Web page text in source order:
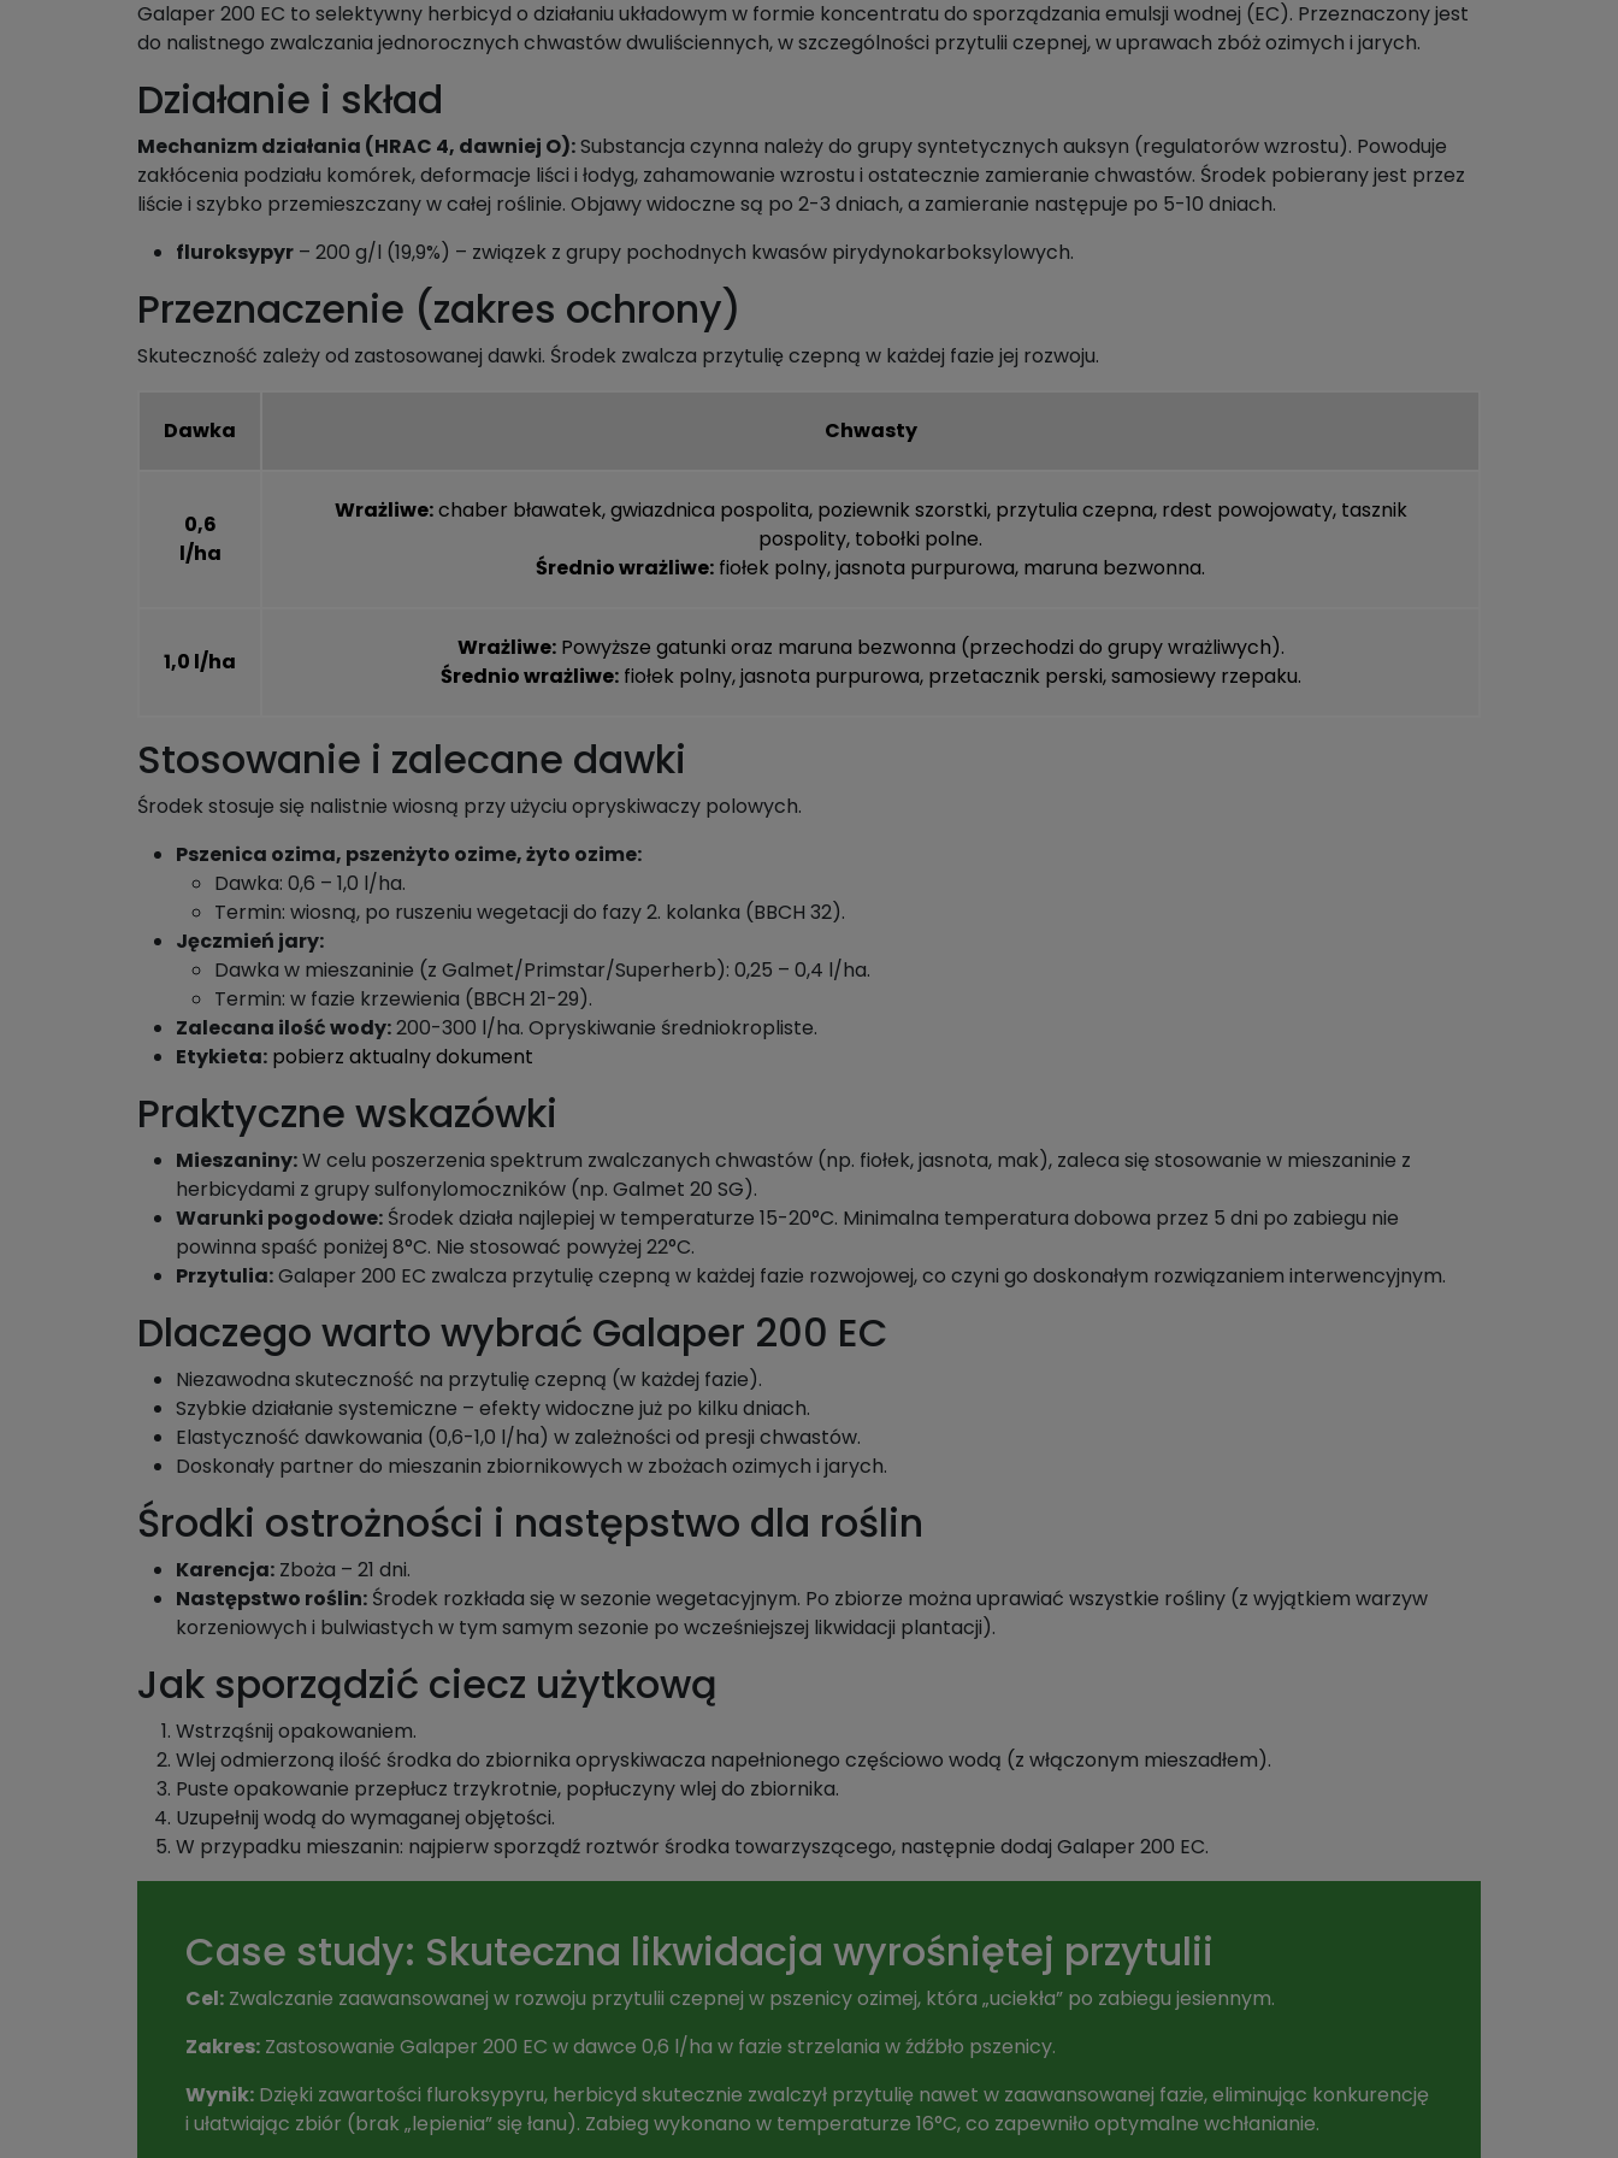
Galaper 200 EC to selektywny herbicyd o działaniu układowym w formie koncentratu do sporządzania emulsji wodnej (EC). Przeznaczony jest
do nalistnego zwalczania jednorocznych chwastów dwuliściennych, w szczególności przytulii czepnej, w uprawach zbóż ozimych i jarych.
Działanie i skład
Mechanizm działania (HRAC 4, dawniej O):Substancja czynna należy do grupy syntetycznych auksyn (regulatorów wzrostu). Powoduje
zakłócenia podziału komórek, deformacje liści i łodyg, zahamowanie wzrostu i ostatecznie zamieranie chwastów. Środek pobierany jest przez
liście i szybko przemieszczany w całej roślinie. Objawy widoczne są po 2-3 dniach, a zamieranie następuje po 5-10 dniach.
fluroksypyr – 200 g/l (19,9%) – związek z grupy pochodnych kwasów pirydynokarboksylowych.
Przeznaczenie (zakres ochrony)
Skuteczność zależy od zastosowanej dawki. Środek zwalcza przytulię czepną w każdej fazie jej rozwoju.
Dawka Chwasty
0,6
l/ha
Wrażliwe:chaber bławatek,gwiazdnica pospolita, poziewnik szorstki, przytulia czepna, rdest powojowaty, tasznik
pospolity, tobołki polne.
Średnio wrażliwe: fiołek polny,jasnota purpurowa, maruna bezwonna.
1,0 l/ha
Wrażliwe:Powyższe gatunki oraz maruna bezwonna (przechodzi do grupy wrażliwych).
Średnio wrażliwe: fiołek polny,jasnota purpurowa, przetacznik perski,samosiewy rzepaku.
Stosowanie i zalecane dawki
Środek stosuje się nalistnie wiosną przy użyciu opryskiwaczy polowych.
Pszenica ozima, pszenżyto ozime, żyto ozime:
Dawka: 0,6 – 1,0 l/ha.
Termin: wiosną, po ruszeniu wegetacji do fazy 2. kolanka (BBCH 32).
Jęczmień jary:
Dawka w mieszaninie (z Galmet/Primstar/Superherb): 0,25 – 0,4 l/ha.
Termin: w fazie krzewienia (BBCH 21-29).
Zalecana ilość wody:200-300 l/ha. Opryskiwanie średniokropliste.
Etykieta: pobierz aktualny dokument
Praktyczne wskazówki
Mieszaniny:W celu poszerzenia spektrum zwalczanych chwastów (np. fiołek, jasnota, mak), zaleca się stosowanie w mieszaninie z
herbicydami z grupy sulfonylomoczników (np. Galmet 20 SG).
Warunki pogodowe: Środek działa najlepiej w temperaturze 15-20°C. Minimalna temperatura dobowa przez 5 dni po zabiegu nie
powinna spaść poniżej 8°C. Nie stosować powyżej 22°C.
Przytulia:Galaper 200 EC zwalcza przytulię czepną w każdej fazie rozwojowej, co czyni go doskonałym rozwiązaniem interwencyjnym.
Dlaczego warto wybrać Galaper 200 EC
Niezawodna skuteczność na przytulię czepną (w każdej fazie).
Szybkie działanie systemiczne – efekty widoczne już po kilku dniach.
Elastyczność dawkowania (0,6-1,0 l/ha) w zależności od presji chwastów.
Doskonały partner do mieszanin zbiornikowych w zbożach ozimych i jarych.
Środki ostrożności i następstwo dla roślin
Karencja: Zboża – 21 dni.
Następstwo roślin: Środek rozkłada się w sezonie wegetacyjnym. Po zbiorze można uprawiać wszystkie rośliny (z wyjątkiem warzyw
korzeniowych i bulwiastych w tym samym sezonie po wcześniejszej likwidacji plantacji).
Jak sporządzić ciecz użytkową
Wstrząśnij opakowaniem.
Wlej odmierzoną ilość środka do zbiornika opryskiwacza napełnionego częściowo wodą (z włączonym mieszadłem).
Puste opakowanie przepłucz trzykrotnie, popłuczyny wlej do zbiornika.
Uzupełnij wodą do wymaganej objętości.
W przypadku mieszanin: najpierw sporządź roztwór środka towarzyszącego, następnie dodaj Galaper 200 EC.
Case study: Skuteczna likwidacja wyrośniętej przytulii
Cel: Zwalczanie zaawansowanej w rozwoju przytulii czepnej w pszenicy ozimej, która „uciekła” po zabiegu jesiennym.
Zakres: Zastosowanie Galaper 200 EC w dawce 0,6 l/ha w fazie strzelania w źdźbło pszenicy.
Wynik: Dzięki zawartości fluroksypyru, herbicyd skutecznie zwalczył przytulię nawet w zaawansowanej fazie, eliminując konkurencję
i ułatwiając zbiór (brak „lepienia” się łanu). Zabieg wykonano w temperaturze 16°C, co zapewniło optymalne wchłanianie.